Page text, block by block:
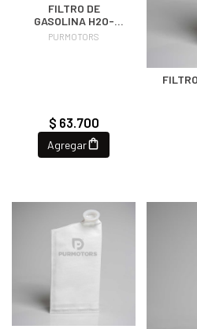
FILTRO DE
GASOLINA H2O-
STOP PARA KTM Y
PURMOTORS
$ 63.700
Agregar